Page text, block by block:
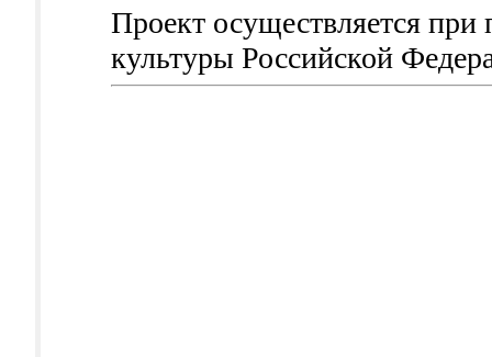
Проект осуществляется
культуры Российской